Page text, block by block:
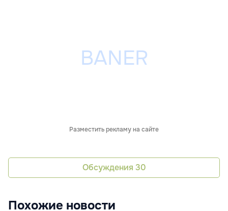
Разместить рекламу на сайте
Обсуждения 30
Похожие новости